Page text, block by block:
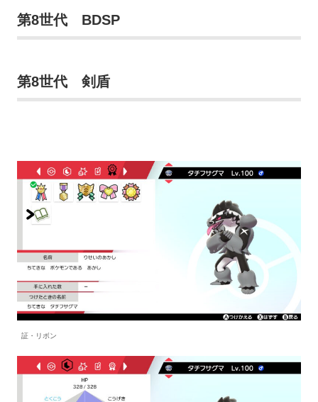
第8世代 BDSP
第8世代 剣盾
証・リボン